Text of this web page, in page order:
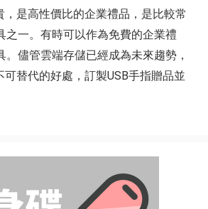
，是高性價比的企業禮品，是比較常
之一。有時可以作為免費的企業禮
。儘管雲端存儲已經成為未來趨勢，
可替代的好處，訂製USB手指贈品並